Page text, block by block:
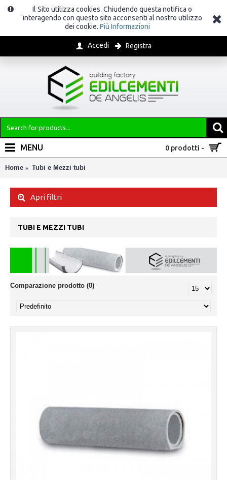
Il Sito utilizza cookies. Chiudendo questa notifica o
interagendo con questo sito acconsenti al nostro utilizzo
dei cookie. Più Informazioni
Accedi Registra
0 prodotti -
MENU
Home Tubi e Mezzi tubi
Apri filtri
TUBI E MEZZI TUBI
Comparazione prodotto (0)